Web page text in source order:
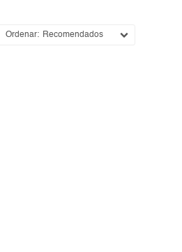
Recomendados